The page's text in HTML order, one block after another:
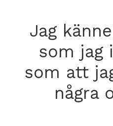
Jag
som jag
som att
några